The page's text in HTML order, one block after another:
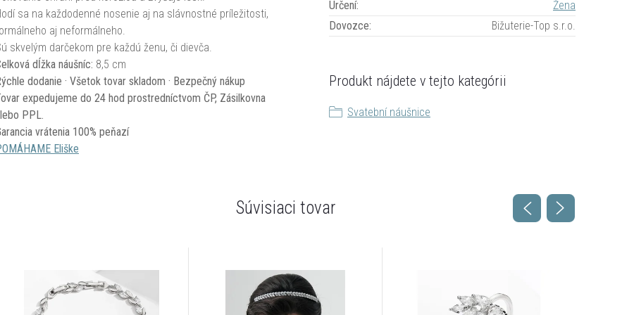
sa na každodenné nosenie aj na slávnostné príležitosti,
aj neformálneho.
skvelým darčekom pre každú ženu, či dievča.
dĺžka náušníc: 8,5 cm
dodanie · Všetok tovar skladom · Bezpečný nákup
expedujeme do 24 hod prostredníctvom ČP, Zásilkovna
PPL.
vrátenia 100% peňazí
Eliške
Určení:
Žena
Dovozce: Bižuterie-Top s.r.o.
Produkt nájdete v tejto kategórii
Svatební náušnice
Súvisiaci tovar